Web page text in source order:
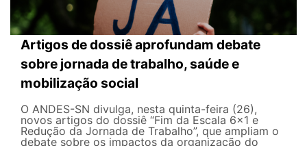
Artigos de dossiê aprofundam debate
sobre jornada de trabalho, saúde e
mobilização social
O ANDES-SN divulga, nesta quinta-feira (26),
novos artigos do dossiê “Fim da Escala 6×1 e
Redução da Jornada de Trabalho”, que ampliam o
debate sobre os impactos da organização do